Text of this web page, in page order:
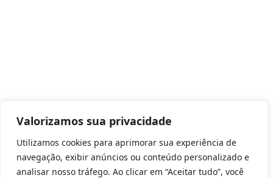
Valorizamos sua privacidade
Utilizamos cookies para aprimorar sua experiência de
navegação, exibir anúncios ou conteúdo personalizado e
analisar nosso tráfego. Ao clicar em “Aceitar tudo”, você